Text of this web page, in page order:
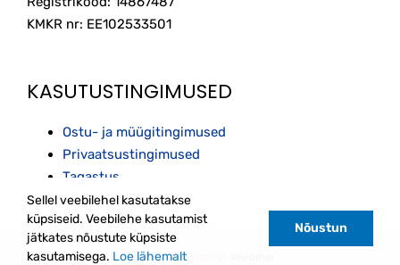
KMKR nr: EE102533501
KASUTUSTINGIMUSED
Ostu- ja müügitingimused
Privaatsustingimused
Tagastus
Kodulehe tegemine:
Sellel veebilehel kasutatakse
küpsiseid. Veebilehe kasutamist
jätkates nõustute küpsiste
kasutamisega. Loe lähemalt
Nõustun